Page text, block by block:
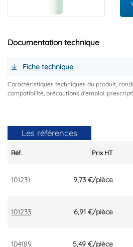
Documentation technique
Fiche technique
Caractéristiques techniques du produit,
compatibilité, précautions d'emploi,
Les références
Réf. Prix HT
101231 9,73 €/pièce
101233 6,91 €/pièce
104189 5,49 €/pièce